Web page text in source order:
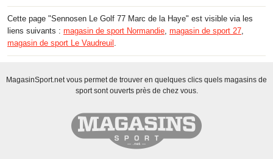
Cette page "Sennosen Le Golf 77 Marc de la Haye" est visible via les
liens suivants : magasin de sport Normandie magasin de sport 27
magasin de sport Le Vaudreuil
MagasinSport.net vous permet de trouver en quelques clics quels magasins de
sport sont ouverts près de chez vous.